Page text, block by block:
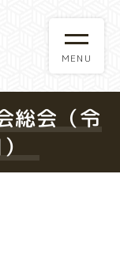
総会（令